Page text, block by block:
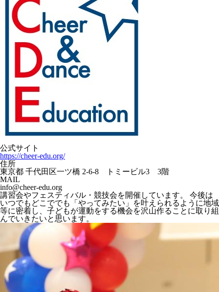
公式サイト
https://cheer-edu.org/
住所
東京都 千代田区一ツ橋 2-6-8 トミービル3 3階
MAIL
info@cheer-edu.org
講習会やフェスティバル・競技会を開催しています。 今後は
いつでもどこででも「やってみたい」を叶えられるように地域
等に密着し、子どもが運動をする機会を沢山作ることに取り組
んでいきたいと思います。